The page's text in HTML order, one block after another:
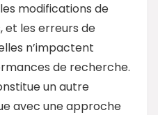
modifications de
et les erreurs de
n’impactent
de recherche.
un autre
avec une approche